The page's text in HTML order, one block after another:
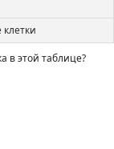
в этой таблице?